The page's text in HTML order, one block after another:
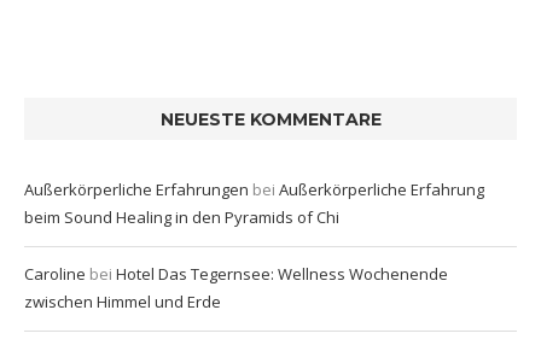
NEUESTE KOMMENTARE
Außerkörperliche Erfahrungen bei Außerkörperliche Erfahrung
beim Sound Healing in den Pyramids of Chi
Caroline bei Hotel Das Tegernsee: Wellness Wochenende
zwischen Himmel und Erde